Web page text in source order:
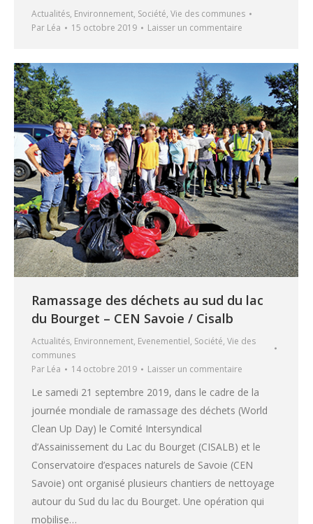
Actualités, Environnement, Société, Vie des communes
Par Léa 15 octobre 2019 Laisser un commentaire
Ramassage des déchets au sud du lac
du Bourget – CEN Savoie / Cisalb
Actualités, Environnement, Evenementiel, Société, Vie des
communes
Par Léa 14 octobre 2019 Laisser un commentaire
Le samedi 21 septembre 2019, dans le cadre de la
journée mondiale de ramassage des déchets (World
Clean Up Day) le Comité Intersyndical
d’Assainissement du Lac du Bourget (CISALB) et le
Conservatoire d’espaces naturels de Savoie (CEN
Savoie) ont organisé plusieurs chantiers de nettoyage
autour du Sud du lac du Bourget. Une opération qui
mobilise…